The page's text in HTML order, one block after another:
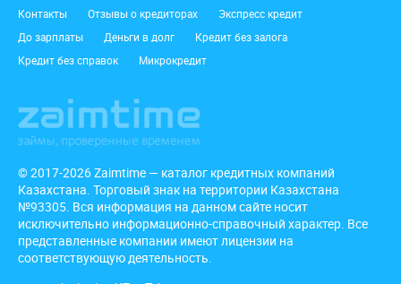
Подвал
Контакты Отзывы о кредиторах
Экспресс кредит
До зарплаты
Деньги в долг
Кредит без залога
Кредит без справок
Микрокредит
© 2017-2026 Zaimtime — каталог кредитных компаний
Казахстана. Торговый знак на территории Казахстана
№93305. Вся информация на данном сайте носит
исключительно информационно-справочный характер. Все
представленные компании имеют лицензии на
соответствующую деятельность.